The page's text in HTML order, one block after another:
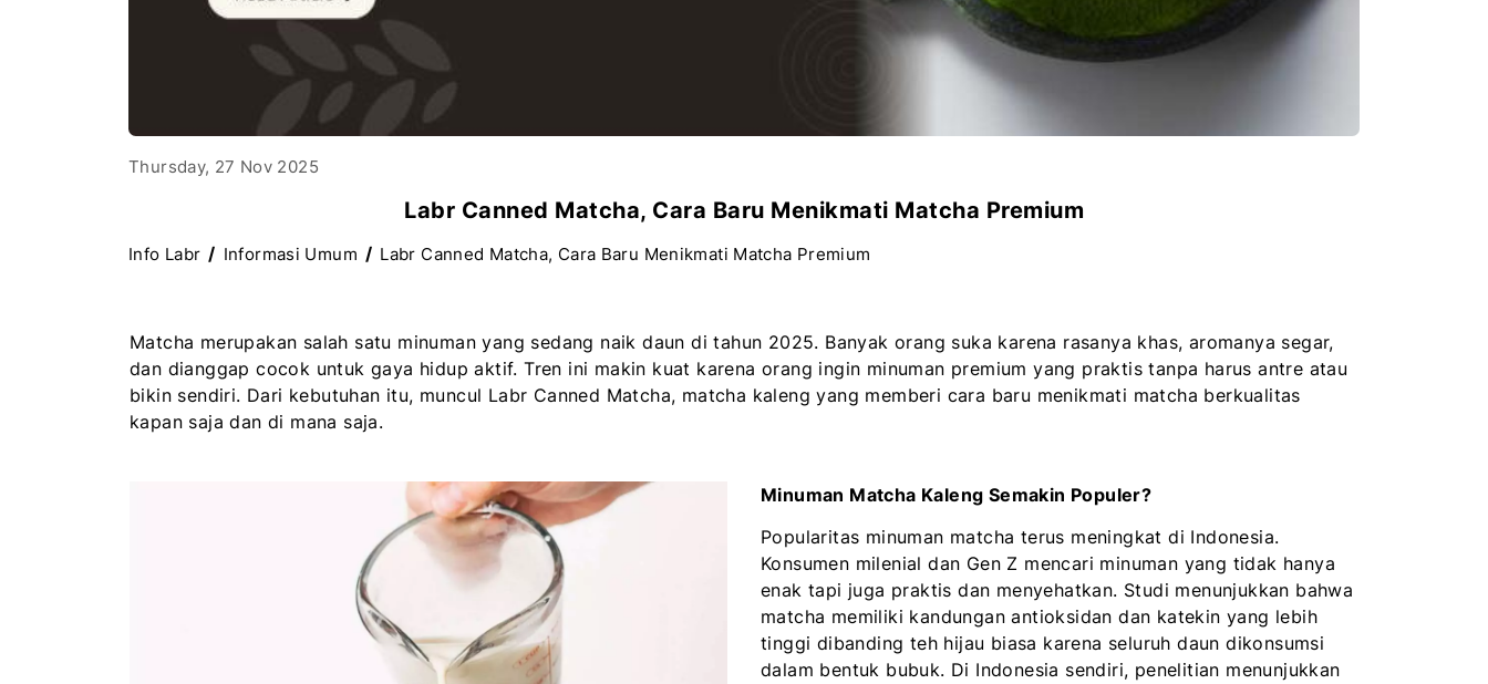
Thursday, 27 Nov 2025
Labr Canned Matcha, Cara Baru Menikmati Matcha Premium
Info Labr Informasi Umum Labr Canned Matcha, Cara Baru Menikmati Matcha Premium
Matcha merupakan salah satu minuman yang sedang naik daun di tahun 2025. Banyak orang suka karena rasanya khas, aromanya segar,
dan dianggap cocok untuk gaya hidup aktif. Tren ini makin kuat karena orang ingin minuman premium yang praktis tanpa harus antre atau
bikin sendiri. Dari kebutuhan itu, muncul Labr Canned Matcha, matcha kaleng yang memberi cara baru menikmati matcha berkualitas
kapan saja dan di mana saja.
Minuman Matcha Kaleng Semakin Populer?
Popularitas minuman matcha terus meningkat di Indonesia.
Konsumen milenial dan Gen Z mencari minuman yang tidak hanya
enak tapi juga praktis dan menyehatkan. Studi menunjukkan bahwa
matcha memiliki kandungan antioksidan dan katekin yang lebih
tinggi dibanding teh hijau biasa karena seluruh daun dikonsumsi
dalam bentuk bubuk. Di Indonesia sendiri, penelitian menunjukkan